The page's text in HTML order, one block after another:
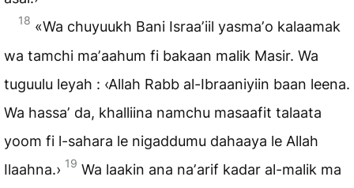
18 «Wa chuyuukh Bani Israaʼiil yasmaʼo kalaamak
wa tamchi maʼaahum fi bakaan malik Masir. Wa
tuguulu leyah : ‹Allah Rabb al-Ibraaniyiin baan leena.
Wa hassaʼ da, khalliina namchu masaafit talaata
yoom fi l-sahara le nigaddumu dahaaya le Allah
Ilaahna.› 19 Wa laakin ana naʼarif kadar al-malik ma